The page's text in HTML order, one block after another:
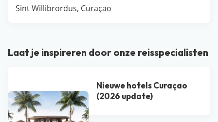
Sint Willibrordus, Curaçao
Laat je inspireren door onze reisspecialisten
Nieuwe hotels Curaçao
(2026 update)